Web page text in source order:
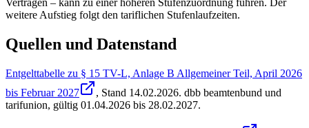
Verträgen – kann zu einer höheren Stufenzuordnung führen. Der
weitere Aufstieg folgt den tariflichen Stufenlaufzeiten.
Quellen und Datenstand
Entgelttabelle zu § 15 TV-L, Anlage B Allgemeiner Teil, April 2026
bis Februar 2027
, Stand 14.02.2026. dbb beamtenbund und
tarifunion, gültig 01.04.2026 bis 28.02.2027.